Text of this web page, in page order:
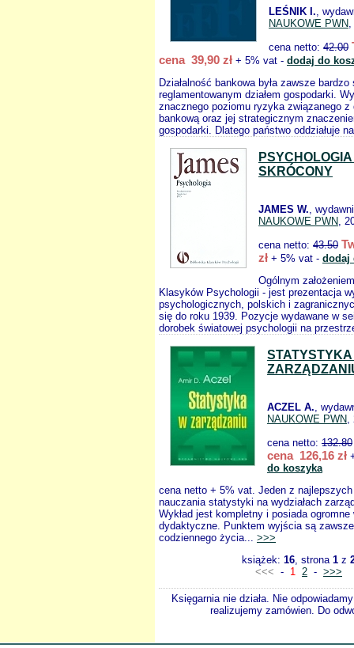
LEŚNIK I.,
NAUKOWE PWN,
cena netto: 42.00
cena 39,90 zł + 5% vat - dodaj do
Działalność bankowa była zawsze bardzo
reglamentowanym działem gospodarki.
znacznego poziomu ryzyka związanego z
bankową oraz jej strategicznym
gospodarki. Dlatego państwo oddziałuje
SKRÓCONY
JAMES W.,
NAUKOWE PWN,
cena netto: 43.50
zł + 5% vat - dodaj
Ogólnym
Klasyków Psychologii - jest prezentacja
psychologicznych, polskich i
się do roku 1939. Pozycje wydawane w
dorobek światowej psychologii na
STATYSTYKA
ACZEL A.,
NAUKOWE PWN,
cena netto: 132.80
cena 126,16 zł
do koszyka
cena netto + 5% vat. Jeden z
nauczania statystyki na wydziałach
Wykład jest kompletny i posiada ogromne
dydaktyczne. Punktem wyjścia są
codziennego życia... >>>
książek: 16, strona 1 z
<<< - 1 2 - >>>
Księgarnia nie działa. Nie
realizujemy zamówien. Do